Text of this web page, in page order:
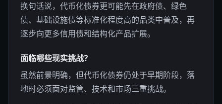
换句话说，代币化债券更可能先在政府债、绿色
债、基础设施债等标准化程度高的品类中普及，再
逐步向更多信用债和结构化产品扩展。
面临哪些现实挑战？
虽然前景明确，但代币化债券仍处于早期阶段，落
地时必须面对监管、技术和市场三重挑战。